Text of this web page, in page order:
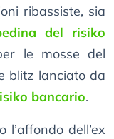
ribassiste, sia
del risiko
le mosse del
blitz lanciato da
bancario.
dell’ex